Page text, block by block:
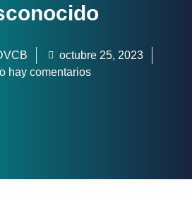
octubre 25, 2023
hay comentarios